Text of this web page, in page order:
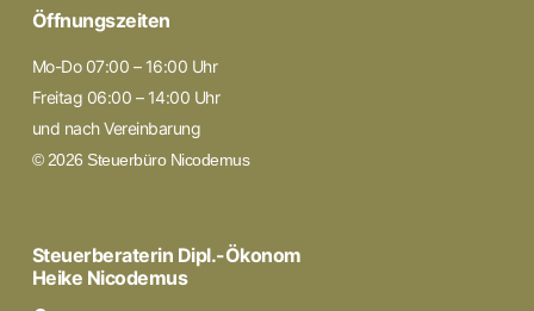
Öffnungszeiten
Mo-Do 07:00 – 16:00 Uhr
Freitag 06:00 – 14:00 Uhr
und nach Vereinbarung
© 2026 Steuerbüro Nicodemus
Steuerberaterin Dipl.-Ökonom
Heike Nicodemus